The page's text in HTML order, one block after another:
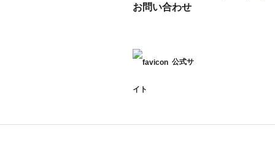
お問い合わせ
公式サ
イト